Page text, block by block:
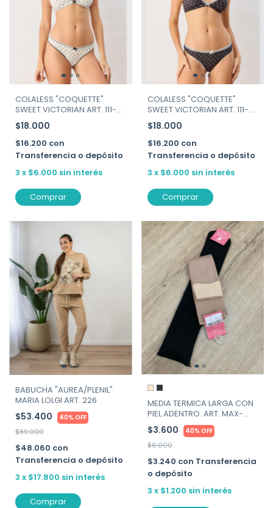
COLALESS "COQUETTE"
SWEET VICTORIAN ART. 111-
212
$18.000
$16.200 con
Transferencia o depósito
3 x $6.000 sin interés
Comprar
COLALESS "COQUETTE"
SWEET VICTORIAN ART. 111-
212
$18.000
$16.200 con
Transferencia o depósito
3 x $6.000 sin interés
Comprar
BABUCHA "AUREA/PLENIL"
MARIA LOLGI ART. 226
$53.400 40% OFF
$89.000
$48.060 con
Transferencia o depósito
3 x $17.800 sin interés
Comprar
MEDIA TERMICA LARGA CON
PIEL ADENTRO. ART. MAX-
MALTA
$3.600 40% OFF
$6.000
$3.240 con Transferencia
o depósito
3 x $1.200 sin interés